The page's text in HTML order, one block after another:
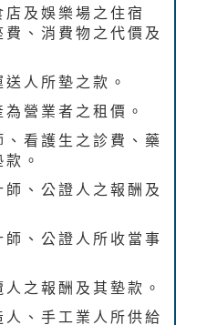
及娛樂場之住宿
、消費物之代價及
人所墊之款。
營業者之租價。
看護生之診費、藥
。
、公證人之報酬及
、公證人所收當事
之報酬及其墊款。
、手工業人所供給